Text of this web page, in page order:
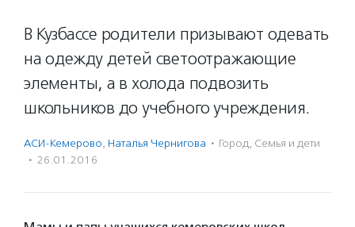
В Кузбассе родители призывают одевать
на одежду детей светоотражающие
элементы, а в холода подвозить
школьников до учебного учреждения.
АСИ-Кемерово, Наталья Чернигова · Город, Семья и дети
· 26.01.2016